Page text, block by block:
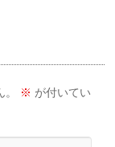
※ が付いてい